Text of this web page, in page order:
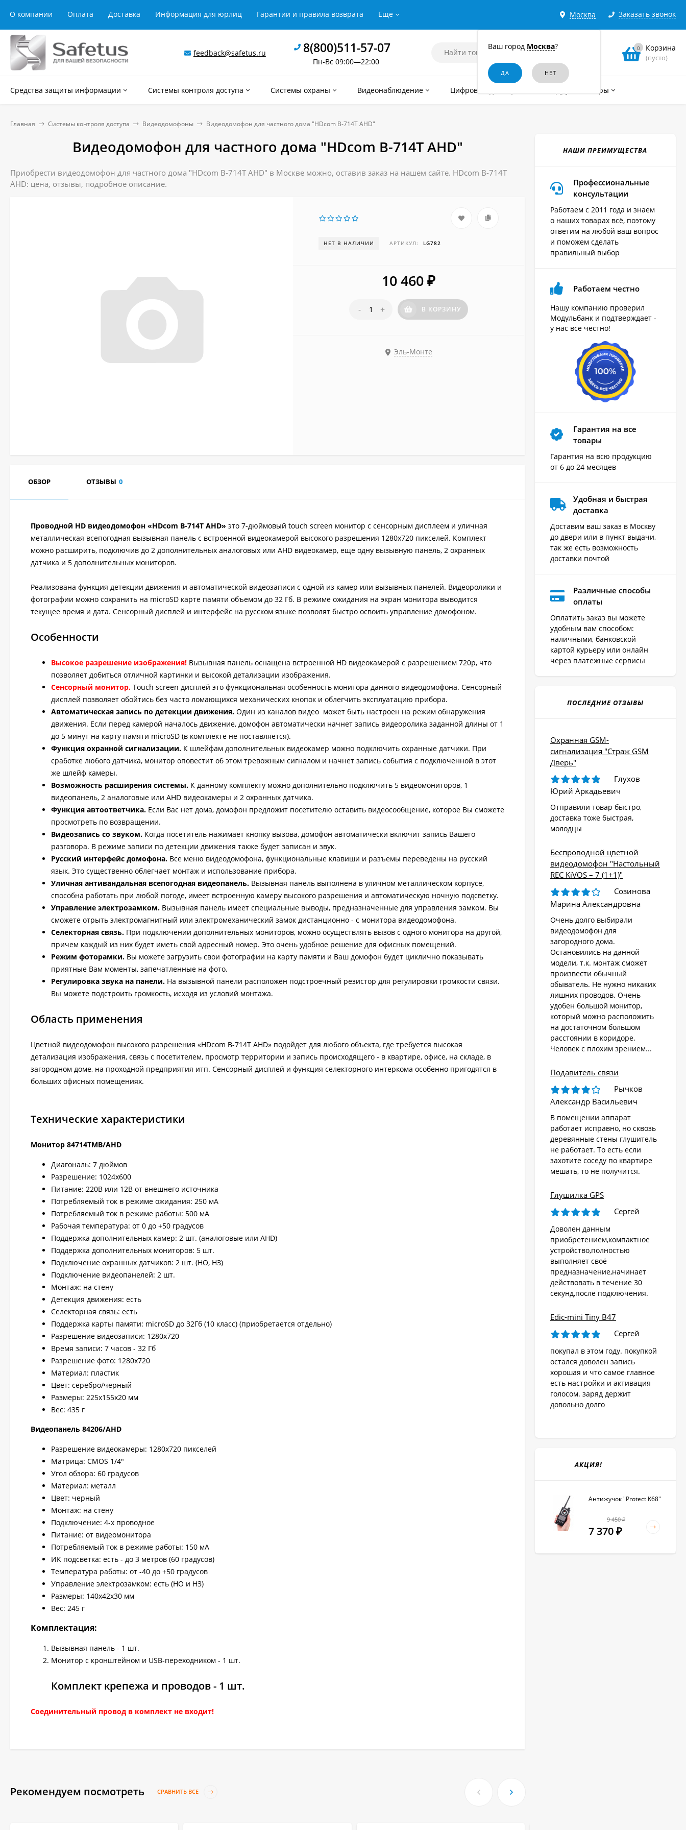
Москва
Ваш город Москва?
Заказать звонок
О компании Оплата Доставка Информация для юрлиц Гарантии и правила возврата Еще
feedback@safetus.ru 8(800)511-57-07
Пн-Вс 09:00—22:00
0 Корзина
(пусто)
Средства защиты информации Системы контроля доступа Системы охраны Видеонаблюдение Цифровые диктофоны Другие товары
Главная Системы контроля доступа Видеодомофоны Видеодомофон для частного дома "HDcom B-714T AHD"
Видеодомофон для частного дома "HDcom B-714T AHD"
Приобрести видеодомофон для частного дома "HDcom B-714T AHD" в Москве можно, оставив заказ на нашем сайте. HDcom B-714T
AHD: цена, отзывы, подробное описание.
НЕТ В НАЛИЧИИ АРТИКУЛ: LG782
10 460₽
- + В КОРЗИНУ
Эль-Монте
ОБЗОР ОТЗЫВЫ 0
Проводной HD видеодомофон «HDcom B-714T AHD» это 7-дюймовый touch screen монитор с сенсорным дисплеем и уличная
металлическая всепогодная вызывная панель с встроенной видеокамерой высокого разрешения 1280х720 пикселей. Комплект
можно расширить, подключив до 2 дополнительных аналоговых или AHD видеокамер, еще одну вызывную панель, 2 охранных
датчика и 5 дополнительных мониторов.
Реализована функция детекции движения и автоматической видеозаписи с одной из камер или вызывных панелей. Видеоролики и
фотографии можно сохранить на microSD карте памяти объемом до 32 Гб. В режиме ожидания на экран монитора выводится
текущее время и дата. Сенсорный дисплей и интерфейс на русском языке позволят быстро освоить управление домофоном.
Особенности
Высокое разрешение изображения! Вызывная панель оснащена встроенной HD видеокамерой с разрешением 720p, что
позволяет добиться отличной картинки и высокой детализации изображения.
Сенсорный монитор. Touch screen дисплей это функциональная особенность монитора данного видеодомофона. Сенсорный
дисплей позволяет обойтись без часто ломающихся механических кнопок и облегчить эксплуатацию прибора.
Автоматическая запись по детекции движения. Один из каналов видео может быть настроен на режим обнаружения
движения. Если перед камерой началось движение, домофон автоматически начнет запись видеоролика заданной длины от 1
до 5 минут на карту памяти microSD (в комплекте не поставляется).
Функция охранной сигнализации. К шлейфам дополнительных видеокамер можно подключить охранные датчики. При
сработке любого датчика, монитор оповестит об этом тревожным сигналом и начнет запись события с подключенной в этот
же шлейф камеры.
Возможность расширения системы. К данному комплекту можно дополнительно подключить 5 видеомониторов, 1
видеопанель, 2 аналоговые или AHD видеокамеры и 2 охранных датчика.
Функция автоответчика. Если Вас нет дома, домофон предложит посетителю оставить видеосообщение, которое Вы сможете
просмотреть по возвращении.
Видеозапись со звуком. Когда посетитель нажимает кнопку вызова, домофон автоматически включит запись Вашего
разговора. В режиме записи по детекции движения также будет записан и звук.
Русский интерфейс домофона. Все меню видеодомофона, функциональные клавиши и разъемы переведены на русский
язык. Это существенно облегчает монтаж и использование прибора.
Уличная антивандальная всепогодная видеопанель. Вызывная панель выполнена в уличном металлическом корпусе,
способна работать при любой погоде, имеет встроенную камеру высокого разрешения и автоматическую ночную подсветку.
Управление электрозамком. Вызывная панель имеет специальные выводы, предназначенные для управления замком. Вы
сможете отрыть электромагнитный или электромеханический замок дистанционно - с монитора видеодомофона.
Селекторная связь. При подключении дополнительных мониторов, можно осуществлять вызов с одного монитора на другой,
причем каждый из них будет иметь свой адресный номер. Это очень удобное решение для офисных помещений.
Режим фоторамки. Вы можете загрузить свои фотографии на карту памяти и Ваш домофон будет циклично показывать
приятные Вам моменты, запечатленные на фото.
Регулировка звука на панели. На вызывной панели расположен подстроечный резистор для регулировки громкости связи.
Вы можете подстроить громкость, исходя из условий монтажа.
Область применения
Цветной видеодомофон высокого разрешения «HDcom B-714T AHD» подойдет для любого объекта, где требуется высокая
детализация изображения, связь с посетителем, просмотр территории и запись происходящего - в квартире, офисе, на складе, в
загородном доме, на проходной предприятия итп. Сенсорный дисплей и функция селекторного интеркома особенно пригодятся в
больших офисных помещениях.
Технические характеристики
Монитор 84714TMB/AHD
Диагональ: 7 дюймов
Разрешение: 1024х600
Питание: 220В или 12В от внешнего источника
Потребляемый ток в режиме ожидания: 250 мА
Потребляемый ток в режиме работы: 500 мА
Рабочая температура: от 0 до +50 градусов
Поддержка дополнительных камер: 2 шт. (аналоговые или AHD)
Поддержка дополнительных мониторов: 5 шт.
Подключение охранных датчиков: 2 шт. (НО, НЗ)
Подключение видеопанелей: 2 шт.
Монтаж: на стену
Детекция движения: есть
Селекторная связь: есть
Поддержка карты памяти: microSD до 32Гб (10 класс) (приобретается отдельно)
Разрешение видеозаписи: 1280х720
Время записи: 7 часов - 32 Гб
Разрешение фото: 1280х720
Материал: пластик
Цвет: серебро/черный
Размеры: 225х155х20 мм
Вес: 435 г
Видеопанель 84206/AHD
Разрешение видеокамеры: 1280x720 пикселей
Матрица: CMOS 1/4"
Угол обзора: 60 градусов
Материал: металл
Цвет: черный
Монтаж: на стену
Подключение: 4-х проводное
Питание: от видеомонитора
Потребляемый ток в режиме работы: 150 мА
ИК подсветка: есть - до 3 метров (60 градусов)
Температура работы: от -40 до +50 градусов
Управление электрозамком: есть (НО и НЗ)
Размеры: 140х42х30 мм
Вес: 245 г
Комплектация:
Вызывная панель - 1 шт.
Монитор с кронштейном и USB-переходником - 1 шт.
Комплект крепежа и проводов - 1 шт.
Соединительный провод в комплект не входит!
Рекомендуем посмотреть СРАВНИТЬ ВСЕ
НАШИ ПРЕИМУЩЕСТВА
Профессиональные
консультации
Работаем с 2011 года и знаем
о наших товарах всё, поэтому
ответим на любой ваш вопрос
и поможем сделать
правильный выбор
Работаем честно
Нашу компанию проверил
Модульбанк и подтверждает -
у нас все честно!
Гарантия на все
товары
Гарантия на всю продукцию
от 6 до 24 месяцев
Удобная и быстрая
доставка
Доставим ваш заказ в Москву
до двери или в пункт выдачи,
так же есть возможность
доставки почтой
Различные способы
оплаты
Оплатить заказ вы можете
удобным вам способом:
наличными, банковской
картой курьеру или онлайн
через платежные сервисы
ПОСЛЕДНИЕ ОТЗЫВЫ
Охранная GSM-
сигнализация "Страж GSM
Дверь"
Глухов
Юрий Аркадьевич
Отправили товар быстро,
доставка тоже быстрая,
молодцы
Беспроводной цветной
видеодомофон "Настольный
REC KiVOS – 7 (1+1)"
Созинова
Марина Александровна
Очень долго выбирали
видеодомофон для
загородного дома.
Остановились на данной
модели, т.к. монтаж сможет
произвести обычный
обыватель. Не нужно никаких
лишних проводов. Очень
удобен большой монитор,
который можно расположить
на достаточном большом
расстоянии в коридоре.
Человек с плохим зрением...
Подавитель связи
Рычков
Александр Васильевич
В помещении аппарат
работает исправно, но сквозь
деревянные стены глушитель
не работает. То есть если
захотите соседу по квартире
мешать, то не получится.
Глушилка GPS
Сергей
Доволен данным
приобретением,компактное
устройство,полностью
выполняет своё
предназначение,начинает
действовать в течение 30
секунд,после подключения.
Edic-mini Tiny B47
Сергей
покупал в этом году. покупкой
остался доволен запись
хорошая и что самое главное
есть настройки и активация
голосом. заряд держит
довольно долго
АКЦИЯ!
Антижучок "Protect K68"
9 450₽
7 370 ₽